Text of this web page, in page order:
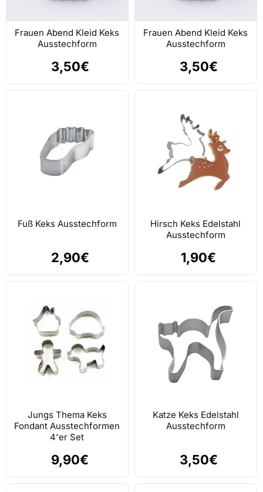
Frauen Abend Kleid Keks
Ausstechform
3,50€
Frauen Abend Kleid Keks
Ausstechform
3,50€
Fuß Keks Ausstechform
2,90€
Hirsch Keks Edelstahl
Ausstechform
1,90€
Jungs Thema Keks
Fondant Ausstechformen
4'er Set
9,90€
Katze Keks Edelstahl
Ausstechform
3,50€